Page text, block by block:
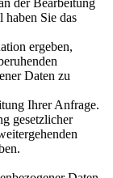
der Bearbeitung
Sie das
ergeben,
Daten zu
Ihrer Anfrage.
gesetzlicher